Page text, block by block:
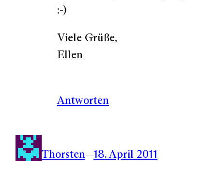
:-)
Viele Grüße,
Ellen
Antworten
Thorsten—18. April 2011